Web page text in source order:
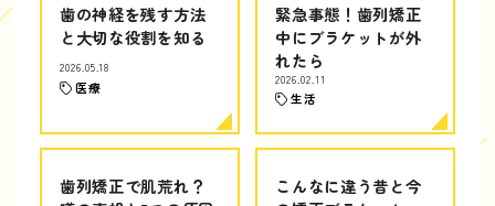
歯の神経を残す方法
と大切な役割を知る
2026.05.18
医療
緊急事態！歯列矯正
中にブラケットが外
れたら
2026.02.11
生活
歯列矯正で肌荒れ？
こんなに違う昔と今